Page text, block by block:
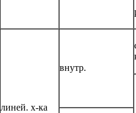
линей. х-ка
внутр.